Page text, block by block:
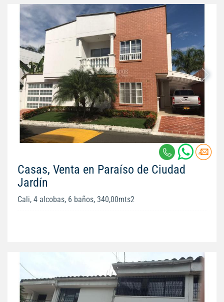
Casas, Venta en Paraíso de Ciudad
Jardín
Cali, 4 alcobas, 6 baños, 340,00mts2